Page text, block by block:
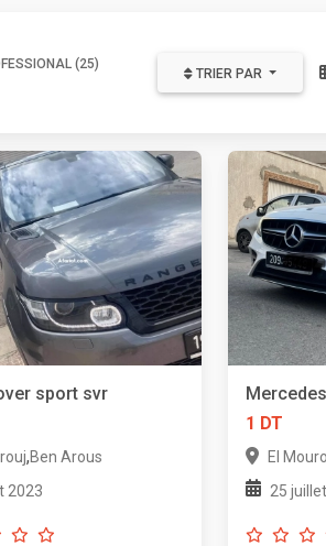
(25)
TRIER PAR
sport svr
,Ben Arous
2023
1 DT
El
25